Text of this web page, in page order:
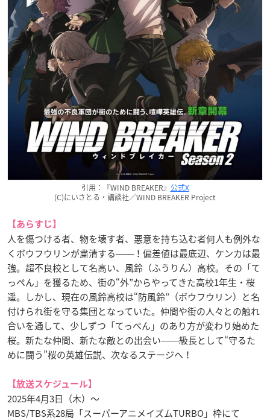
引用：『WIND BREAKER』 公式X
(C)にいさとる・講談社／WIND BREAKER Project
【あらすじ】
人を傷つける者、物を壊す者、悪意を持ち込む者何人も例外な
くボウフウリンが粛清する――！偏差値は最底辺、ケンカは最
強。超不良校として名高い、風鈴（ふうりん）高校。その「て
っぺん」を獲るため、街の“外”からやってきた高校1年生・桜
遥。しかし、現在の風鈴高校は“防風鈴”（ボウフウリン）と名
付けられ街を守る集団となっていた。仲間や街の人々との触れ
合いを通して、少しずつ「てっぺん」のあり方が変わり始めた
桜。新たな仲間、新たな敵との出会い――級長として“守るた
めに闘う”桜の英雄伝説、次なるステージへ！
【放送スケジュール】
2025年4月3日（木）〜
MBS/TBS系28局「スーパーアニメイズムTURBO」枠にて